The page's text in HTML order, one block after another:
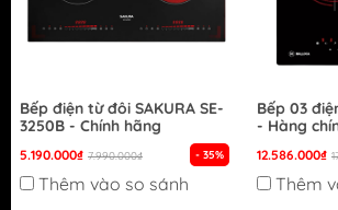
Bếp điện từ đôi SAKURA SE-
3250B - Chính hãng
5.190.000₫ 7.990.000₫ - 35%
Thêm vào so sánh
Bếp 03
- Hàng
12.586.000₫
Thêm